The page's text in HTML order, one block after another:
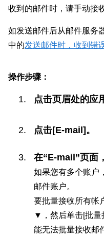
收到的邮件时，请手动接
如发送邮件后从邮件服务
中的发送邮件时，收到错
操作步骤：
点击页眉处的应
点击[E-mail]。
在“E-mail”页面
如果您有多个账户
邮件账户。
要批量接收所有帐
▼，然后单击[批量
能无法批量接收邮